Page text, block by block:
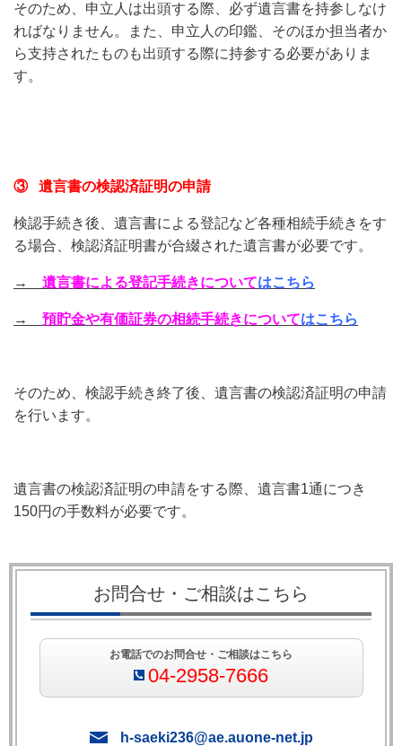
そのため、申立人は出頭する際、必ず遺言書を持参しなけ
ればなりません。また、申立人の印鑑、そのほか担当者か
ら支持されたものも出頭する際に持参する必要がありま
す。
③ 遺言書の検認済証明の申請
検認手続き後、遺言書による登記など各種相続手続きをす
る場合、検認済証明書が合綴された遺言書が必要です。
→ 遺言書による登記手続きについてはこちら
→ 預貯金や有価証券の相続手続きについてはこちら
そのため、検認手続き終了後、遺言書の検認済証明の申請
を行います。
遺言書の検認済証明の申請をする際、遺言書1通につき
150円の手数料が必要です。
お問合せ・ご相談はこちら
お電話でのお問合せ・ご相談はこちら
04-2958-7666
h-saeki236@ae.auone-net.jp